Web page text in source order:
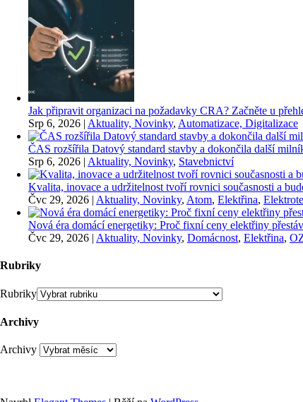
Jak připravit organizaci na požadavky CRA? Začněte u
Srp 6, 2026 | Aktuality, Novinky, Automatizace, Digitalizace
ČAS rozšířila Datový standard stavby a dokončila další
Srp 6, 2026 | Aktuality, Novinky, Stavebnictví
Kvalita, inovace a udržitelnost tvoří rovnici současnosti a
Čvc 29, 2026 | Aktuality, Novinky, Atom, Elektřina,
Nová éra domácí energetiky: Proč fixní ceny elektřiny
Čvc 29, 2026 | Aktuality, Novinky, Domácnost, Elektřina,
Rubriky
Rubriky
Archivy
Archivy